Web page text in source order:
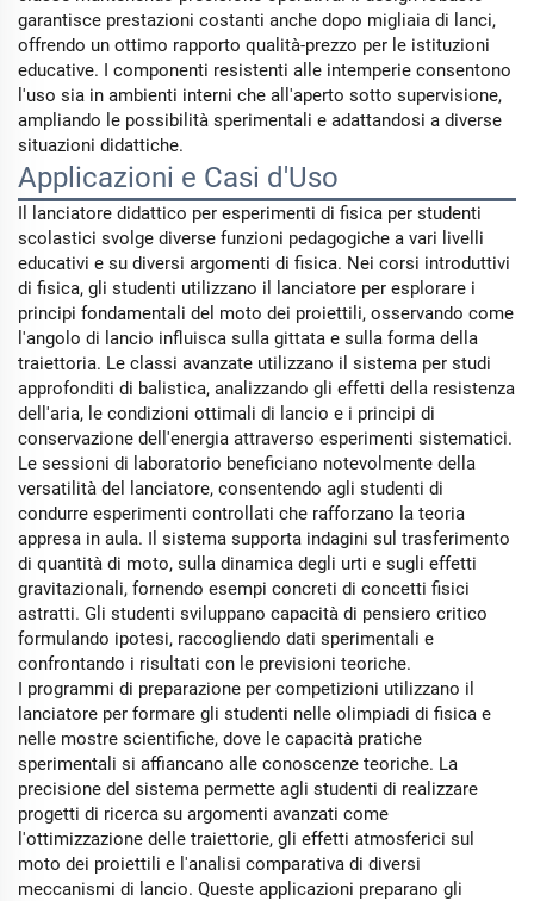
garantisce prestazioni costanti anche dopo migliaia di lanci,
offrendo un ottimo rapporto qualità-prezzo per le istituzioni
educative. I componenti resistenti alle intemperie consentono
l'uso sia in ambienti interni che all'aperto sotto supervisione,
ampliando le possibilità sperimentali e adattandosi a diverse
situazioni didattiche.
Applicazioni e Casi d'Uso
Il lanciatore didattico per esperimenti di fisica per studenti
scolastici svolge diverse funzioni pedagogiche a vari livelli
educativi e su diversi argomenti di fisica. Nei corsi introduttivi
di fisica, gli studenti utilizzano il lanciatore per esplorare i
principi fondamentali del moto dei proiettili, osservando come
l'angolo di lancio influisca sulla gittata e sulla forma della
traiettoria. Le classi avanzate utilizzano il sistema per studi
approfonditi di balistica, analizzando gli effetti della resistenza
dell'aria, le condizioni ottimali di lancio e i principi di
conservazione dell'energia attraverso esperimenti sistematici.
Le sessioni di laboratorio beneficiano notevolmente della
versatilità del lanciatore, consentendo agli studenti di
condurre esperimenti controllati che rafforzano la teoria
appresa in aula. Il sistema supporta indagini sul trasferimento
di quantità di moto, sulla dinamica degli urti e sugli effetti
gravitazionali, fornendo esempi concreti di concetti fisici
astratti. Gli studenti sviluppano capacità di pensiero critico
formulando ipotesi, raccogliendo dati sperimentali e
confrontando i risultati con le previsioni teoriche.
I programmi di preparazione per competizioni utilizzano il
lanciatore per formare gli studenti nelle olimpiadi di fisica e
nelle mostre scientifiche, dove le capacità pratiche
sperimentali si affiancano alle conoscenze teoriche. La
precisione del sistema permette agli studenti di realizzare
progetti di ricerca su argomenti avanzati come
l'ottimizzazione delle traiettorie, gli effetti atmosferici sul
moto dei proiettili e l'analisi comparativa di diversi
meccanismi di lancio. Queste applicazioni preparano gli